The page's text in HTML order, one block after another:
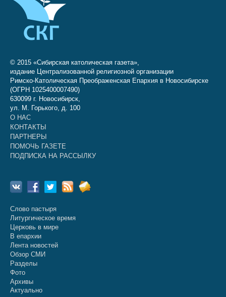
© 2015 «Сибирская католическая газета»,
издание Централизованной религиозной организации
Римско-Католическая Преображенская Епархия в Новосибирске
(ОГРН 1025400007490)
630099 г. Новосибирск,
ул. М. Горького, д. 100
О НАС
КОНТАКТЫ
ПАРТНЕРЫ
ПОМОЧЬ ГАЗЕТЕ
ПОДПИСКА НА РАССЫЛКУ
Слово пастыря
Литургическое время
Церковь в мире
В епархии
Лента новостей
Обзор СМИ
Разделы
Фото
Архивы
Актуально